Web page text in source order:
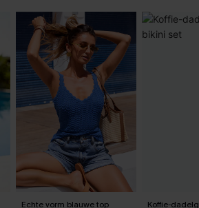
Echte vorm blauwe top Koffie-